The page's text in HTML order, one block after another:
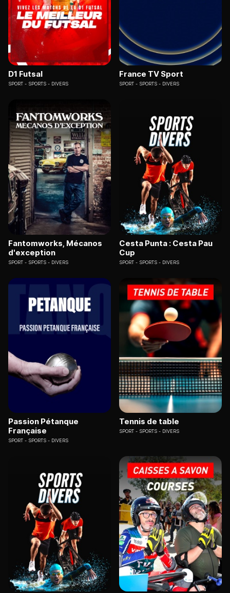
D1 Futsal
SPORT SPORTS - DIVERS
France TV Sport
SPORT SPORTS - DIVERS
Fantomworks, Mécanos
d'exception
SPORT SPORTS - DIVERS
Cesta Punta : Cesta Pau
Cup
SPORT SPORTS - DIVERS
Passion Pétanque
Française
SPORT SPORTS - DIVERS
Tennis de table
SPORT SPORTS - DIVERS